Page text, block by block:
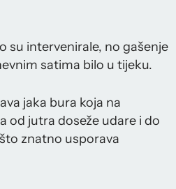
su intervenirale, no gašenje
satima bilo u tijeku.
jaka bura koja na
od jutra doseže udare i do
znatno usporava